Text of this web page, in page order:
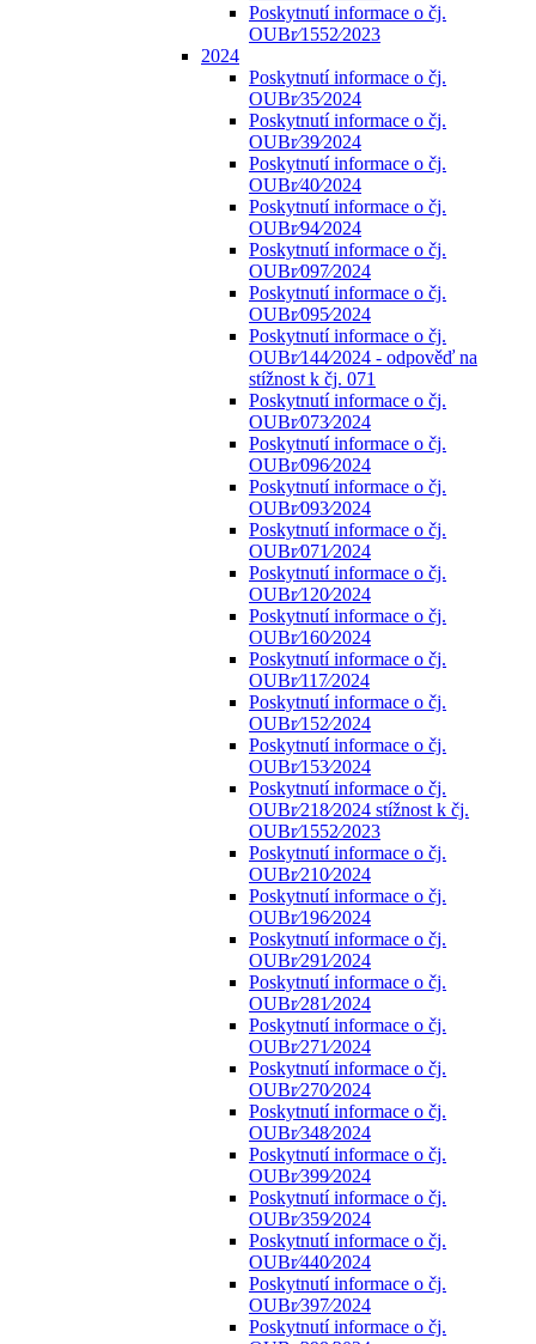
Poskytnutí informace o čj.
OUBr⁄1552⁄2023
2024
Poskytnutí informace o čj.
OUBr⁄35⁄2024
Poskytnutí informace o čj.
OUBr⁄39⁄2024
Poskytnutí informace o čj.
OUBr⁄40⁄2024
Poskytnutí informace o čj.
OUBr⁄94⁄2024
Poskytnutí informace o čj.
OUBr⁄097⁄2024
Poskytnutí informace o čj.
OUBr⁄095⁄2024
Poskytnutí informace o čj.
OUBr⁄144⁄2024 - odpověď na
stížnost k čj. 071
Poskytnutí informace o čj.
OUBr⁄073⁄2024
Poskytnutí informace o čj.
OUBr⁄096⁄2024
Poskytnutí informace o čj.
OUBr⁄093⁄2024
Poskytnutí informace o čj.
OUBr⁄071⁄2024
Poskytnutí informace o čj.
OUBr⁄120⁄2024
Poskytnutí informace o čj.
OUBr⁄160⁄2024
Poskytnutí informace o čj.
OUBr⁄117⁄2024
Poskytnutí informace o čj.
OUBr⁄152⁄2024
Poskytnutí informace o čj.
OUBr⁄153⁄2024
Poskytnutí informace o čj.
OUBr⁄218⁄2024 stížnost k čj.
OUBr⁄1552⁄2023
Poskytnutí informace o čj.
OUBr⁄210⁄2024
Poskytnutí informace o čj.
OUBr⁄196⁄2024
Poskytnutí informace o čj.
OUBr⁄291⁄2024
Poskytnutí informace o čj.
OUBr⁄281⁄2024
Poskytnutí informace o čj.
OUBr⁄271⁄2024
Poskytnutí informace o čj.
OUBr⁄270⁄2024
Poskytnutí informace o čj.
OUBr⁄348⁄2024
Poskytnutí informace o čj.
OUBr⁄399⁄2024
Poskytnutí informace o čj.
OUBr⁄359⁄2024
Poskytnutí informace o čj.
OUBr⁄440⁄2024
Poskytnutí informace o čj.
OUBr⁄397⁄2024
Poskytnutí informace o čj.